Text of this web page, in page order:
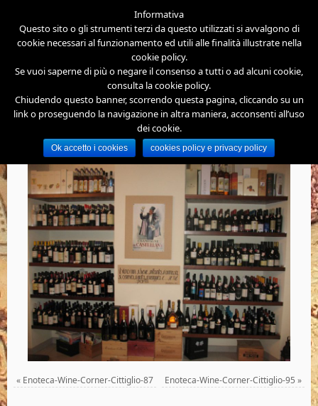
Enoteca-Wine-Corner-Cittiglio-94
Pubblicato Novembre 22, 2018 La dimensione originale è1300 × 975
« Enoteca-Wine-Corner-Cittiglio-87 Enoteca-Wine-Corner-Cittiglio-95 »
Informativa
Questo sito o gli strumenti terzi da questo utilizzati si avvalgono di
cookie necessari al funzionamento ed utili alle finalità illustrate nella
cookie policy.
Se vuoi saperne di più o negare il consenso a tutti o ad alcuni cookie,
consulta la cookie policy.
Chiudendo questo banner, scorrendo questa pagina, cliccando su un
link o proseguendo la navigazione in altra maniera, acconsenti all’uso
dei cookie.
Ok accetto i cookies cookies policy e privacy policy